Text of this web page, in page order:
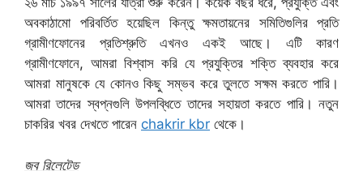
অবকাঠামো পরিবর্তিত হয়েছিল কিন্তু ক্ষমতায়নের সমিতিগুলির প্রতি
গ্রামীণফোনের প্রতিশ্রুতি এখনও একই আছে। এটি কারণ
গ্রামীণফোনে, আমরা বিশ্বাস করি যে প্রযুক্তির শক্তি ব্যবহার করে
আমরা মানুষকে যে কোনও কিছু সম্ভব করে তুলতে সক্ষম করতে পারি।
আমরা তাদের স্বপ্নগুলি উপলব্ধিতে তাদের সহায়তা করতে পারি। নতুন
চাকরির খবর দেখতে পারেন chakrir kbr থেকে।
জব রিলেটেড